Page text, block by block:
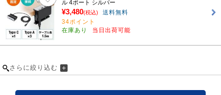
ル 4ポート シルバー
¥3,480(税込)
送料無料
34ポイント
在庫あり
当日出荷可能
さらに絞り込む